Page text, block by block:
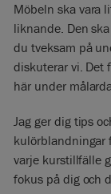
Möbeln ska vara
liknande. Den
du tveksam på
diskuterar vi. Det
här under
Jag ger dig tips
kulörblandningar
varje kurstillfälle
fokus på dig och